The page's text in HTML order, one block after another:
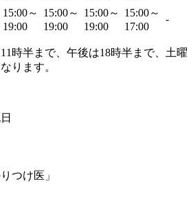
15:00～
19:00
15:00～
19:00
15:00～
19:00
15:00～
17:00
-
時半まで、午後は18時半まで、土曜
ります。
つけ医」